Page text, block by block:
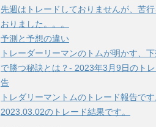
先週はトレードしておりませんが、苦行
おりました。。。
予測と予想の違い
トレーダーリーマンのトムが明かす、
で勝つ秘訣とは？- 2023年3月9日のト
告
トレダリーマントムのトレード報告です
2023.03.02のトレード結果です。